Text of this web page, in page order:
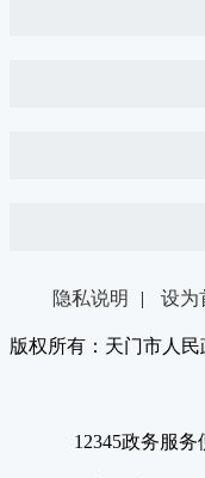
隐私说明 | 设为
版权所有：天门市人
12345政务服务